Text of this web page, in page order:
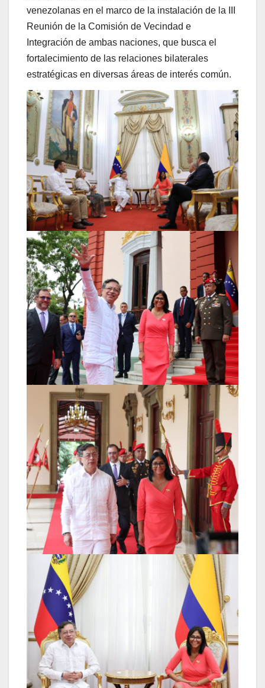
venezolanas en el marco de la instalación de la III
Reunión de la Comisión de Vecindad e
Integración de ambas naciones, que busca el
fortalecimiento de las relaciones bilaterales
estratégicas en diversas áreas de interés común.